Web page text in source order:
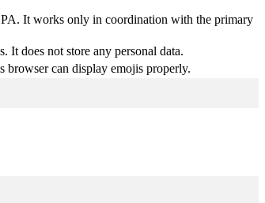
It works only in coordination with the primary
It does not store any personal data.
browser can display emojis properly.